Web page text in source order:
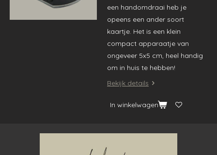
een handomdraai heb je
opeens een ander soort
kaartje. Het is een klein
compact apparaatje van
ongeveer 5x5 cm, heel handig
om in huis te hebben!
Bekijk details
In winkelwagen